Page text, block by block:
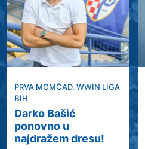
PRVA MOMČAD, WWIN LIGA
BIH
Darko Bašić
ponovno u
najdražem dresu!